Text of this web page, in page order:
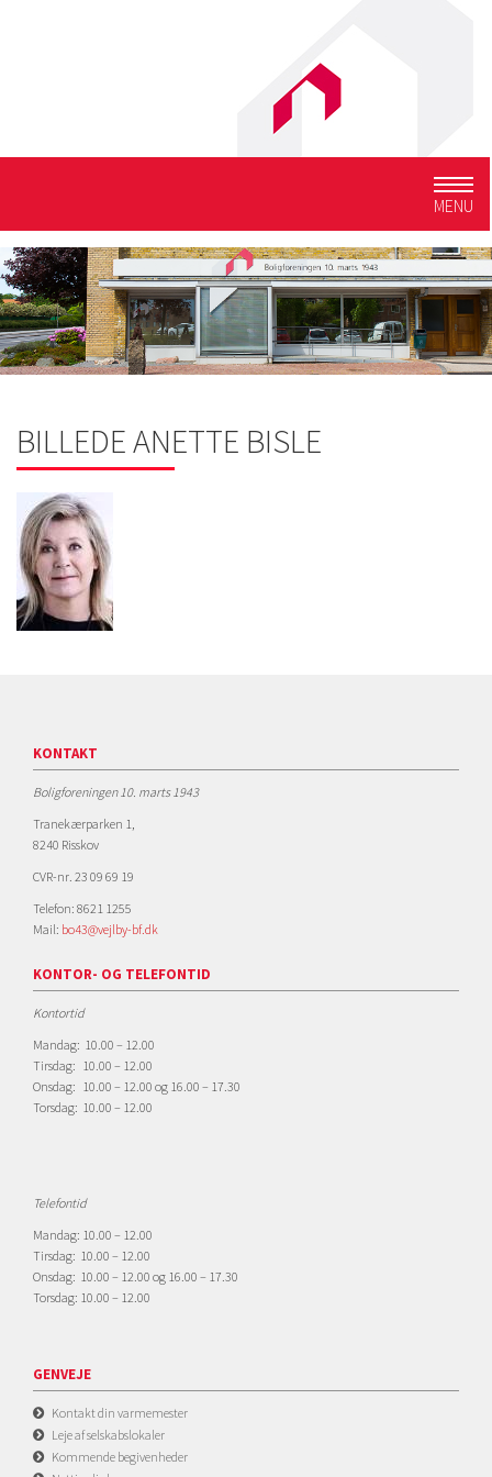
MENU
BILLEDE ANETTE BISLE
KONTAKT
Boligforeningen 10. marts 1943
Tranekærparken 1,
8240 Risskov
CVR-nr. 23 09 69 19
Telefon: 8621 1255
Mail: bo43@vejlby-bf.dk
KONTOR- OG TELEFONTID
Kontortid
Mandag: 10.00 – 12.00
Tirsdag: 10.00 – 12.00
Onsdag: 10.00 – 12.00 og 16.00 – 17.30
Torsdag: 10.00 – 12.00
Telefontid
Mandag: 10.00 – 12.00
Tirsdag: 10.00 – 12.00
Onsdag: 10.00 – 12.00 og 16.00 – 17.30
Torsdag: 10.00 – 12.00
GENVEJE
Kontakt din varmemester
Leje af selskabslokaler
Kommende begivenheder